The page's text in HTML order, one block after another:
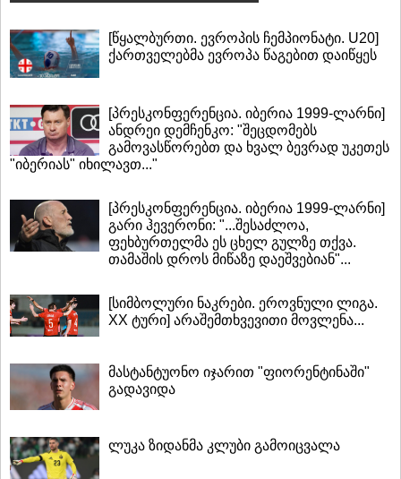
[წყალბურთი. ევროპის ჩემპიონატი. U20]
ქართველებმა ევროპა წაგებით დაიწყეს
[პრესკონფერენცია. იბერია 1999-ლარნი]
ანდრეი დემჩენკო: "შეცდომებს
გამოვასწორებთ და ხვალ ბევრად უკეთეს
"იბერიას" იხილავთ..."
[პრესკონფერენცია. იბერია 1999-ლარნი]
გარი ჰევერონი: "...შესაძლოა,
ფეხბურთელმა ეს ცხელ გულზე თქვა.
თამაშის დროს მიწაზე დაეშვებიან"...
[სიმბოლური ნაკრები. ეროვნული ლიგა.
XX ტური] არაშემთხვევითი მოვლენა...
მასტანტუონო იჯარით "ფიორენტინაში"
გადავიდა
ლუკა ზიდანმა კლუბი გამოიცვალა